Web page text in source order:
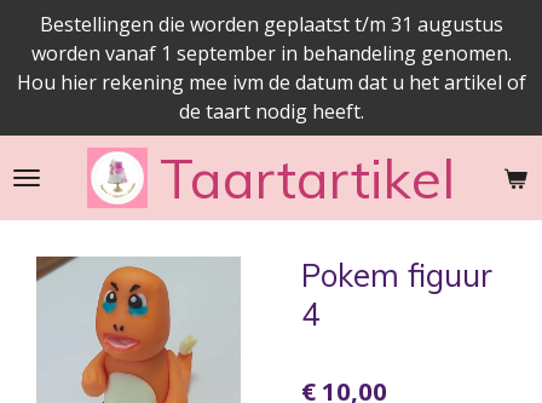
direct
naar
hoofdinhoud
Taartartikel
Bestellingen die worden geplaatst t/m 31 augustus
worden vanaf 1 september in behandeling genomen.
Hou hier rekening mee ivm de datum dat u het artikel of
de taart nodig heeft.
Pokem figuur
4
€ 10,00